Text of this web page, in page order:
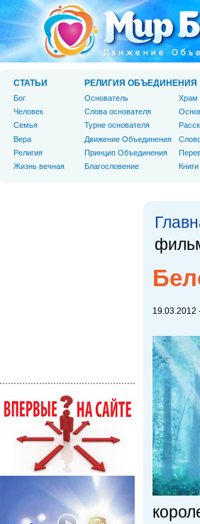
19.03.2012
СТАТЬИ
Бог
Человек
Cемья
Вера
Религия
Жизнь вечная
РЕЛИГИЯ ОБЪЕДИНЕНИЯ
Основатель
Слова основателя
Турне основателя
Движение Объединения
Принцип Объединения
Благословение
Храм
Книги